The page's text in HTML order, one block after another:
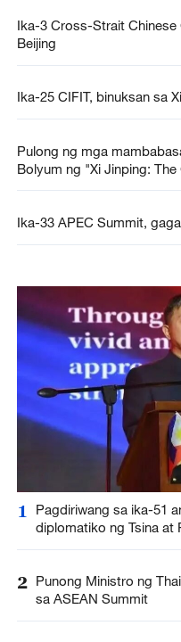
Ika-3 Cross-Strait
Beijing
Ika-25 CIFIT, binuksan sa
Pulong ng mga
Bolyum ng "Xi Jinping: The
Ika-33 APEC Summit,
1
Pagdiriwang sa ika-51
diplomatiko ng Tsina at
2 Punong Ministro ng
sa ASEAN Summit